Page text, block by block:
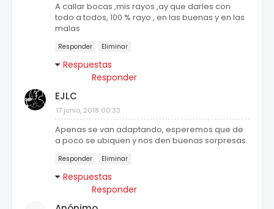
A callar bocas ,mis rayos ,ay que darles con
todo a todos, 100 % rayo , en las buenas y en las
malas
Responder Eliminar
Respuestas
Responder
EJLC
17 junio, 2018 00:33
Apenas se van adaptando, esperemos que de
a poco se ubiquen y nos den buenas sorpresas.
Responder Eliminar
Respuestas
Responder